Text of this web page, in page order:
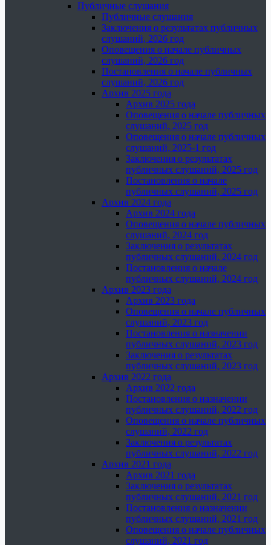
Публичные слушания
Публичные слушания
Заключения о результатах публичных
слушаний, 2026 год
Оповещения о начале публичных
слушаний, 2026 год
Постановления о начале публичных
слушаний, 2026 год
Архив 2025 года
Архив 2025 года
Оповещения о начале публичных
слушаний, 2025 год
Оповещения о начале публичных
слушаний, 2025-1 год
Заключения о результатах
публичных слушаний, 2025 год
Постановления о начале
публичных слушаний, 2025 год
Архив 2024 года
Архив 2024 года
Оповещения о начале публичных
слушаний, 2024 год
Заключения о результатах
публичных слушаний, 2024 год
Постановления о начале
публичных слушаний, 2024 год
Архив 2023 года
Архив 2023 года
Оповещения о начале публичных
слушаний, 2023 год
Постановления о назначении
публичных слушаний, 2023 год
Заключения о результатах
публичных слушаний, 2023 год
Архив 2022 года
Архив 2022 года
Постановления о назначении
публичных слушаний, 2022 год
Оповещения о начале публичных
слушаний, 2022 год
Заключения о результатах
публичных слушаний, 2022 год
Архив 2021 года
Архив 2021 года
Заключения о результатах
публичных слушаний, 2021 год
Постановления о назначении
публичных слушаний, 2021 год
Оповещения о начале публичных
слушаний, 2021 год